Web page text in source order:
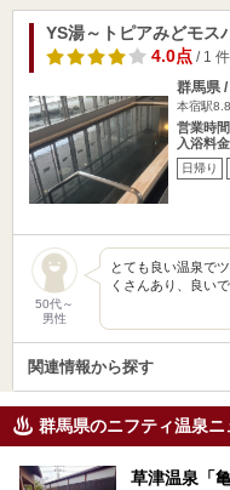
YS湯～トピアみどモス
4.0点/ 1 件
群馬県
本宿駅
営業時
入浴料
日帰り
50代～
男性
とても良い温泉で
くさんあり、良い
関連情報から探す
群馬県のニフティ温泉ニ
草津温泉「